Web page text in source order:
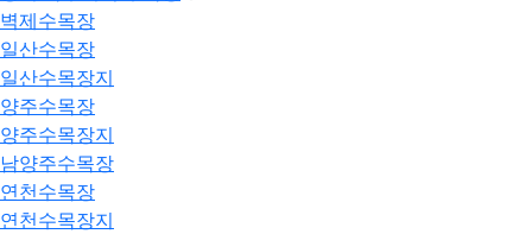
벽제수목장
일산수목장
일산수목장지
양주수목장
양주수목장지
남양주수목장
연천수목장
연천수목장지